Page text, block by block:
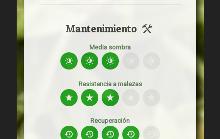
Mantenimiento
Media sombra
Resistencia a malezas
Recuperación